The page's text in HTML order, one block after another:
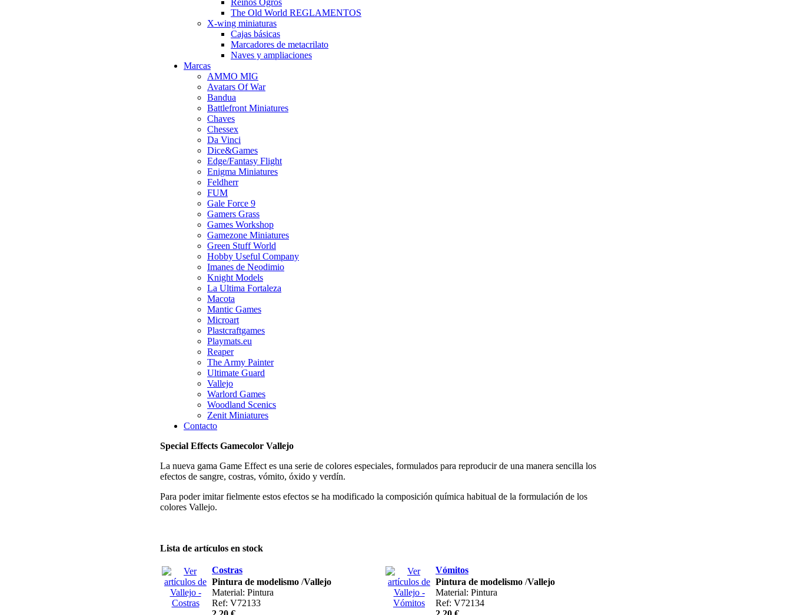
Reinos Ogros
The Old World REGLAMENTOS
X-wing miniaturas
Cajas básicas
Marcadores de metacrilato
Naves y ampliaciones
Marcas
AMMO MIG
Avatars Of War
Bandua
Battlefront Miniatures
Chaves
Chessex
Da Vinci
Dice&Games
Edge/Fantasy Flight
Enigma Miniatures
Feldherr
FUM
Gale Force 9
Gamers Grass
Games Workshop
Gamezone Miniatures
Green Stuff World
Hobby Useful Company
Imanes de Neodimio
Knight Models
La Ultima Fortaleza
Macota
Mantic Games
Microart
Plastcraftgames
Playmats.eu
Reaper
The Army Painter
Ultimate Guard
Vallejo
Warlord Games
Woodland Scenics
Zenit Miniatures
Contacto
Special Effects Gamecolor Vallejo
La nueva gama Game Effect es una serie de colores especiales, formulados para reproducir de una manera sencilla los
efectos de sangre, costras, vómito, óxido y verdín.
Para poder imitar fielmente estos efectos se ha modificado la composición química habitual de la formulación de los
colores Vallejo.
Lista de artículos en stock
Costras
Pintura de modelismo /Vallejo
Material: Pintura
Ref: V72133
Vómitos
Pintura de modelismo /Vallejo
Material: Pintura
Ref: V72134